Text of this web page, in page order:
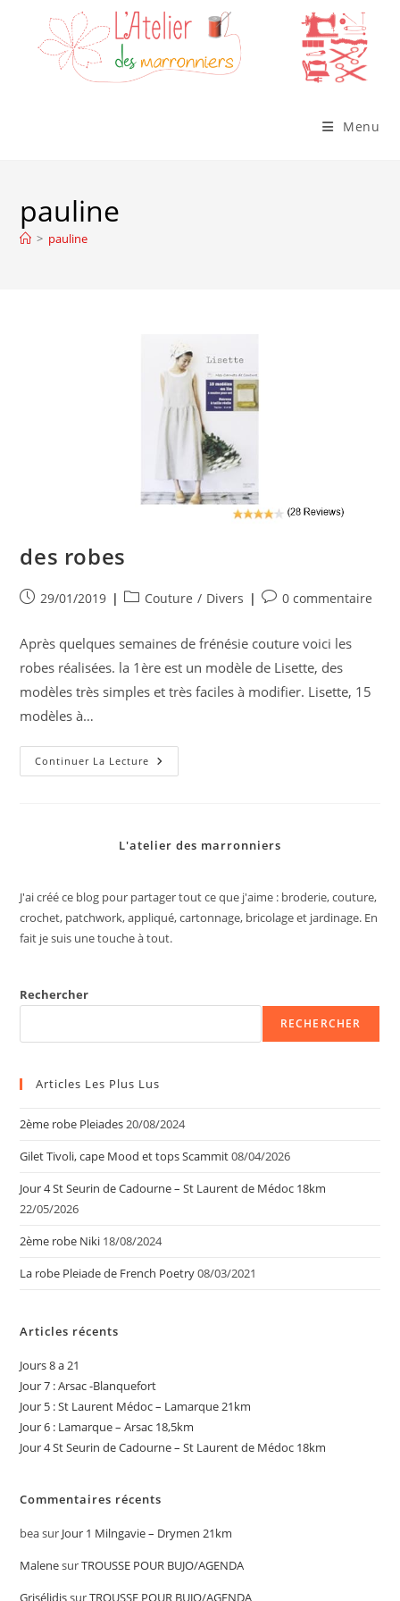
content
Menu
pauline
> pauline
des robes
Publication
29/01/2019
PostCouture / Divers
Commentaires
publication :
0 commentaire
Après quelques semaines de frénésie couture voici les
robes réalisées. la 1ère est un modèle de Lisette, des
modèles très simples et très faciles à modifier. Lisette, 15
modèles à…
Continuer La Lecture Des
Robes
L'atelier des marronniers
J'ai créé ce blog pour partager tout ce que j'aime : broderie, couture,
crochet, patchwork, appliqué, cartonnage, bricolage et jardinage. En
fait je suis une touche à tout.
Rechercher
RECHERCHER
Articles Les Plus Lus
2ème robe Pleiades20/08/2024
Gilet Tivoli, cape Mood et tops Scammit08/04/2026
Jour 4 St Seurin de Cadourne – St Laurent de Médoc 18km
22/05/2026
2ème robe Niki 18/08/2024
La robe Pleiade de French Poetry08/03/2021
Articles récents
Jours 8 a 21
Jour 7 : Arsac -Blanquefort
Jour 5 : St Laurent Médoc – Lamarque 21km
Jour 6 : Lamarque – Arsac 18,5km
Jour 4 St Seurin de Cadourne – St Laurent de Médoc 18km
Commentaires récents
beasur Jour 1 Milngavie – Drymen 21km
MalenesurTROUSSE POUR BUJO/AGENDA
GrisélidissurTROUSSE POUR BUJO/AGENDA